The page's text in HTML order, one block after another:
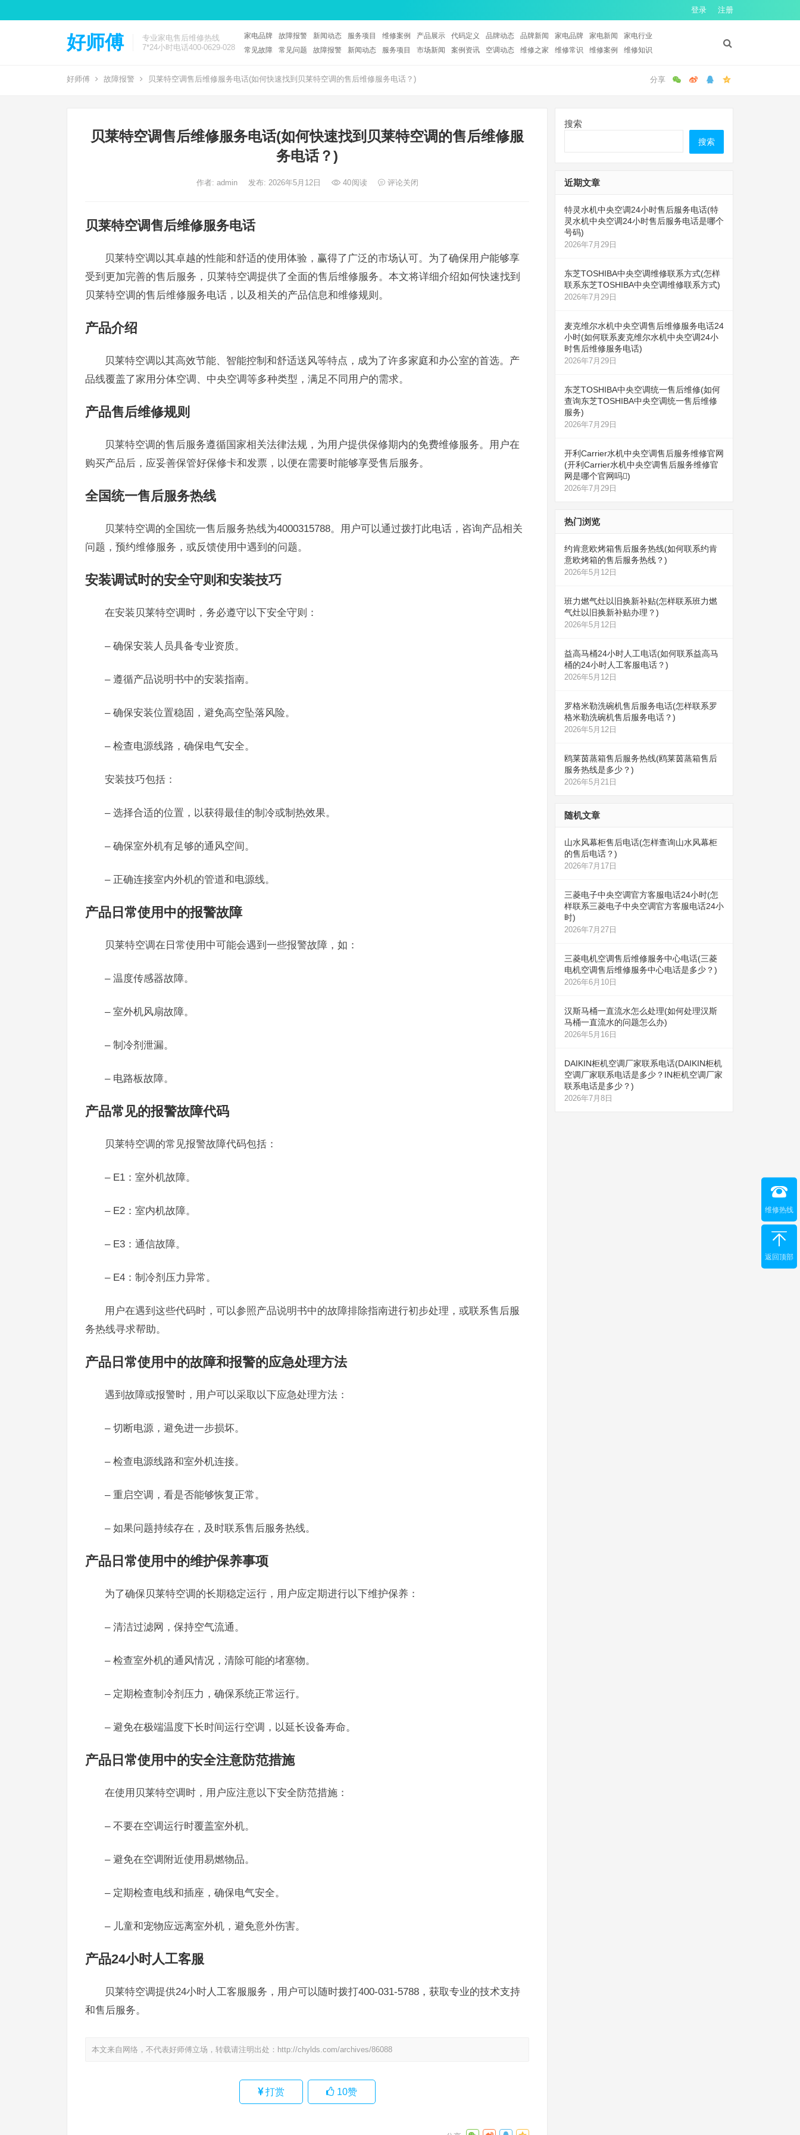
登录 注册
好师傅
专业家电售后维修热线
7*24小时电话400-0629-028
家电品牌 故障报警 新闻动态 服务项目 维修案例 产品展示 代码定义 品牌动态 品牌新闻 家电品牌 家电新闻
家电行业
常见故障
常见问题 故障报警 新闻动态 服务项目 市场新闻 案例资讯 空调动态 维修之家 维修常识 维修案例 维修知识
好师傅 故障报警 贝莱特空调售后维修服务电话(如何快速找到贝莱特空调的售后维修服务电话？)
贝莱特空调售后维修服务电话(如何快速找到贝莱特空调的售后维修服
务电话？)
作者: admin 发布: 2026年5月12日 40阅读 评论关闭
贝莱特空调售后维修服务电话
贝莱特空调以其卓越的性能和舒适的使用体验，赢得了广泛的市场认可。为了确保用户能够享
受到更加完善的售后服务，贝莱特空调提供了全面的售后维修服务。本文将详细介绍如何快速找到
贝莱特空调的售后维修服务电话，以及相关的产品信息和维修规则。
产品介绍
贝莱特空调以其高效节能、智能控制和舒适送风等特点，成为了许多家庭和办公室的首选。产
品线覆盖了家用分体空调、中央空调等多种类型，满足不同用户的需求。
产品售后维修规则
贝莱特空调的售后服务遵循国家相关法律法规，为用户提供保修期内的免费维修服务。用户在
购买产品后，应妥善保管好保修卡和发票，以便在需要时能够享受售后服务。
全国统一售后服务热线
贝莱特空调的全国统一售后服务热线为4000315788。用户可以通过拨打此电话，咨询产品相关
问题，预约维修服务，或反馈使用中遇到的问题。
安装调试时的安全守则和安装技巧
在安装贝莱特空调时，务必遵守以下安全守则：
– 确保安装人员具备专业资质。
– 遵循产品说明书中的安装指南。
– 确保安装位置稳固，避免高空坠落风险。
– 检查电源线路，确保电气安全。
安装技巧包括：
– 选择合适的位置，以获得最佳的制冷或制热效果。
– 确保室外机有足够的通风空间。
– 正确连接室内外机的管道和电源线。
产品日常使用中的报警故障
贝莱特空调在日常使用中可能会遇到一些报警故障，如：
– 温度传感器故障。
– 室外机风扇故障。
– 制冷剂泄漏。
– 电路板故障。
产品常见的报警故障代码
贝莱特空调的常见报警故障代码包括：
– E1：室外机故障。
– E2：室内机故障。
– E3：通信故障。
– E4：制冷剂压力异常。
用户在遇到这些代码时，可以参照产品说明书中的故障排除指南进行初步处理，或联系售后服
务热线寻求帮助。
产品日常使用中的故障和报警的应急处理方法
遇到故障或报警时，用户可以采取以下应急处理方法：
– 切断电源，避免进一步损坏。
– 检查电源线路和室外机连接。
– 重启空调，看是否能够恢复正常。
– 如果问题持续存在，及时联系售后服务热线。
产品日常使用中的维护保养事项
为了确保贝莱特空调的长期稳定运行，用户应定期进行以下维护保养：
– 清洁过滤网，保持空气流通。
– 检查室外机的通风情况，清除可能的堵塞物。
– 定期检查制冷剂压力，确保系统正常运行。
– 避免在极端温度下长时间运行空调，以延长设备寿命。
产品日常使用中的安全注意防范措施
在使用贝莱特空调时，用户应注意以下安全防范措施：
– 不要在空调运行时覆盖室外机。
– 避免在空调附近使用易燃物品。
– 定期检查电线和插座，确保电气安全。
– 儿童和宠物应远离室外机，避免意外伤害。
产品24小时人工客服
贝莱特空调提供24小时人工客服服务，用户可以随时拨打400-031-5788，获取专业的技术支持
和售后服务。
本文来自网络，不代表好师傅立场，转载请注明出处： http://chylds.com/archives/86088
打赏 10赞
搜索
搜索
近期文章
特灵水机中央空调24小时售后服务电话(特
灵水机中央空调24小时售后服务电话是哪个
号码)
2026年7月29日
东芝TOSHIBA中央空调维修联系方式(怎样
联系东芝TOSHIBA中央空调维修联系方式)
2026年7月29日
麦克维尔水机中央空调售后维修服务电话24
小时(如何联系麦克维尔水机中央空调24小
时售后维修服务电话)
2026年7月29日
东芝TOSHIBA中央空调统一售后维修(如何
查询东芝TOSHIBA中央空调统一售后维修
服务)
2026年7月29日
开利Carrier水机中央空调售后服务维修官网
(开利Carrier水机中央空调售后服务维修官
网是哪个官网吗)
2026年7月29日
热门浏览
约肯意欧烤箱售后服务热线(如何联系约肯
意欧烤箱的售后服务热线？)
2026年5月12日
班力燃气灶以旧换新补贴(怎样联系班力燃
气灶以旧换新补贴办理？)
2026年5月12日
益高马桶24小时人工电话(如何联系益高马
桶的24小时人工客服电话？)
2026年5月12日
罗格米勒洗碗机售后服务电话(怎样联系罗
格米勒洗碗机售后服务电话？)
2026年5月12日
鸥莱茵蒸箱售后服务热线(鸥莱茵蒸箱售后
服务热线是多少？)
2026年5月21日
随机文章
山水风幕柜售后电话(怎样查询山水风幕柜
的售后电话？)
2026年7月17日
三菱电子中央空调官方客服电话24小时(怎
样联系三菱电子中央空调官方客服电话24小
时)
2026年7月27日
三菱电机空调售后维修服务中心电话(三菱
电机空调售后维修服务中心电话是多少？)
2026年6月10日
汉斯马桶一直流水怎么处理(如何处理汉斯
马桶一直流水的问题怎么办)
2026年5月16日
DAIKIN柜机空调厂家联系电话(DAIKIN柜机
空调厂家联系电话是多少？IN柜机空调厂家
联系电话是多少？)
2026年7月8日
维修热线
返回顶部